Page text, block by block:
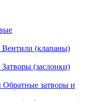
Вентили (клапаны)
Затворы (заслонки)
Обратные затворы и